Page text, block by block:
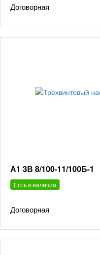
Договорная
А1 3В 8/100-11/100Б-1
Есть в наличии
Договорная